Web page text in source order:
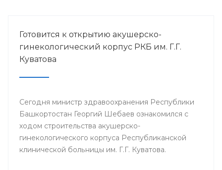
Готовится к открытию акушерско-
гинекологический корпус РКБ им. Г.Г.
Куватова
Сегодня министр здравоохранения Республики
Башкортостан Георгий Шебаев ознакомился с
ходом строительства акушерско-
гинекологического корпуса Республиканской
клинической больницы им. Г.Г. Куватова.